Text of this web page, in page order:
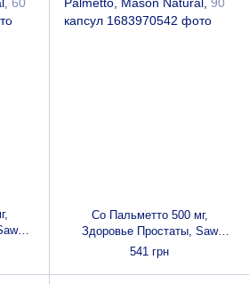
60
Со Пальметто 500 мг,
Здоровье Простаты, Saw
Palmetto, Mason Natural, 90
541 грн